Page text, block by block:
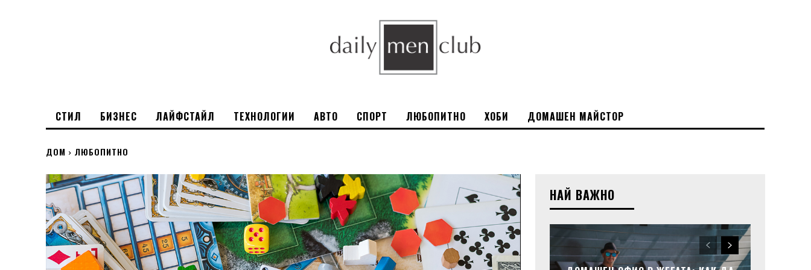
СТИЛ БИЗНЕС ЛАЙФСТАЙЛ ТЕХНОЛОГИИ АВТО СПОРТ ЛЮБОПИТНО ХОБИ ДОМАШЕН МАЙСТОР
ДОМ ЛЮБОПИТНО
НАЙ ВАЖНО